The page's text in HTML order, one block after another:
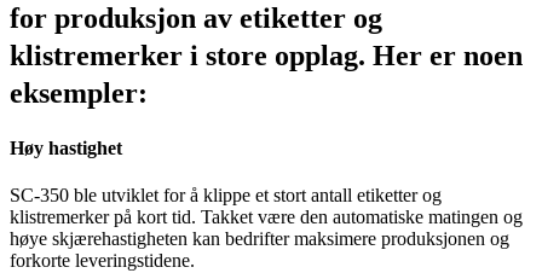
for produksjon av etiketter og
klistremerker i store opplag. Her er noen
eksempler:
Høy hastighet
SC-350 ble utviklet for å klippe et stort antall etiketter og
klistremerker på kort tid. Takket være den automatiske matingen og
høye skjærehastigheten kan bedrifter maksimere produksjonen og
forkorte leveringstidene.